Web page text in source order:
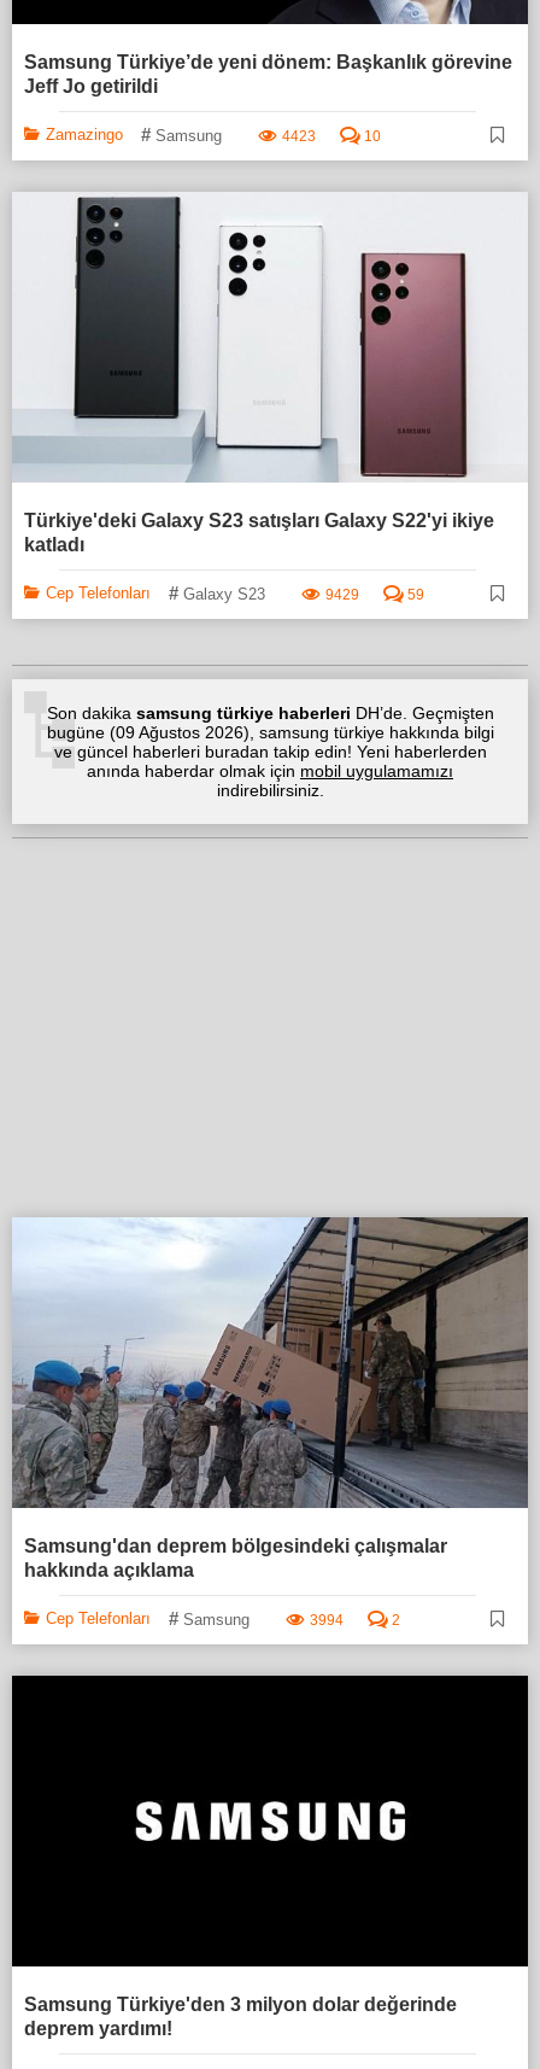
Samsung Türkiye’de yeni dönem: Başkanlık görevine
Jeff Jo getirildi
Zamazingo # Samsung 4423 10
Türkiye'deki Galaxy S23 satışları Galaxy S22'yi ikiye
katladı
Cep Telefonları # Galaxy S23 9429 59
Son dakika samsung türkiye haberleri DH’de. Geçmişten
bugüne (09 Ağustos 2026), samsung türkiye hakkında bilgi
ve güncel haberleri buradan takip edin! Yeni haberlerden
anında haberdar olmak için mobil uygulamamızı
indirebilirsiniz.
Samsung'dan deprem bölgesindeki çalışmalar
hakkında açıklama
Cep Telefonları # Samsung 3994 2
Samsung Türkiye'den 3 milyon dolar değerinde
deprem yardımı!